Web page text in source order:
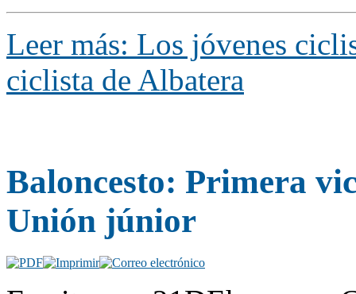
Leer más: Los jóvenes
ciclista de Albatera
Baloncesto: Primera
Unión júnior